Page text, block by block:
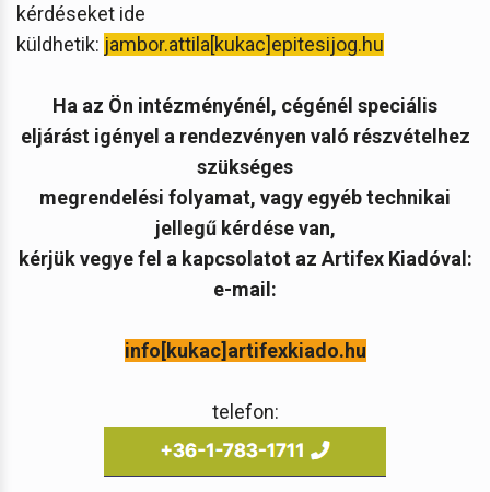
kérdéseket ide
küldhetik: jambor.attila[kukac]epitesijog.hu
Ha az Ön intézményénél, cégénél speciális
eljárást igényel a rendezvényen való részvételhez
szükséges
megrendelési folyamat, vagy egyéb technikai
jellegű kérdése van,
kérjük vegye fel a kapcsolatot az Artifex Kiadóval:
e-mail:
info[kukac]artifexkiado.hu
telefon: